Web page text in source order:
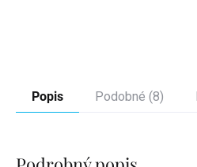
Popis Podobné (8)